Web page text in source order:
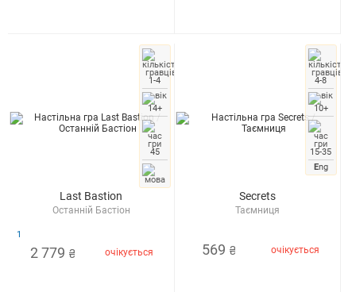
Last Bastion
Останній Бастіон
1-4
14+
45
1
2 779 ₴ очікується
Secrets
Таємниця
4-8
10+
15-35
Eng
569 ₴ очікується